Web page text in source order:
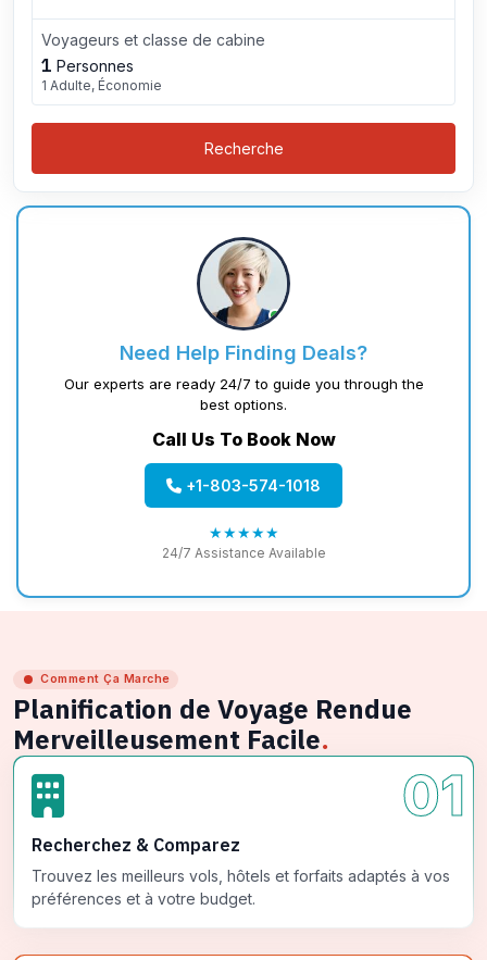
Voyageurs et classe de cabine
1 Personnes
1 Adulte, Économie
Recherche
Need Help Finding Deals?
Our experts are ready 24/7 to guide you through the
best options.
Call Us To Book Now
+1-803-574-1018
★★★★★
24/7 Assistance Available
Comment Ça Marche
Planification de Voyage Rendue
Merveilleusement Facile.
01
Recherchez & Comparez
Trouvez les meilleurs vols, hôtels et forfaits adaptés à vos
préférences et à votre budget.